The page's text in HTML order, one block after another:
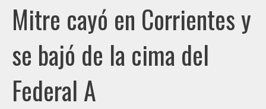
Mitre cayó en Corrientes y
se bajó de la cima del
Federal A